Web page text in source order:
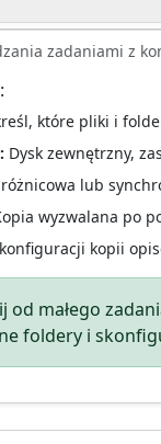
zadaniami z
które pliki i
Dysk zewnętrzny,
różnicowa lub
wyzwalana po
kopii
od małego
foldery i